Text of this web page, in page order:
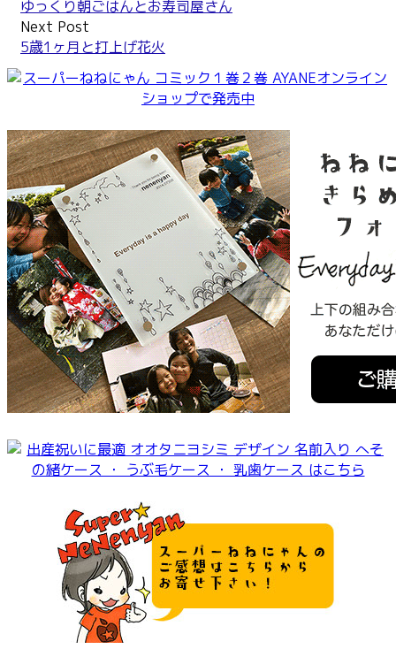
navigation
ゆっくり朝ごはんとお寿司屋さん
Next Post
5歳1ヶ月と打上げ花火